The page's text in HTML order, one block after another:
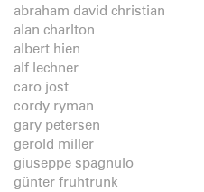
abraham david christian
alan charlton
albert hien
alf lechner
caro jost
cordy ryman
gary petersen
gerold miller
giuseppe spagnulo
günter fruhtrunk